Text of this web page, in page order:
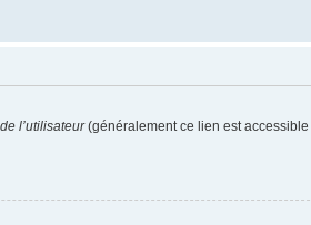
l’utilisateur(généralement ce lien est